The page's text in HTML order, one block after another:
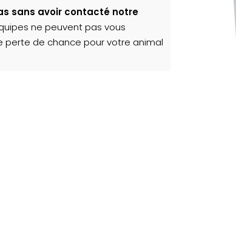
sans avoir contacté notre
ne peuvent pas vous
perte de chance pour votre animal